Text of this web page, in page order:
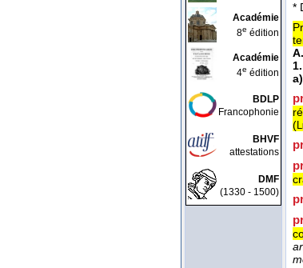
Académie
8e édition
Académie
4e édition
BDLP
Francophonie
BHVF
attestations
DMF
(1330 - 1500)
*
1.
a)
(